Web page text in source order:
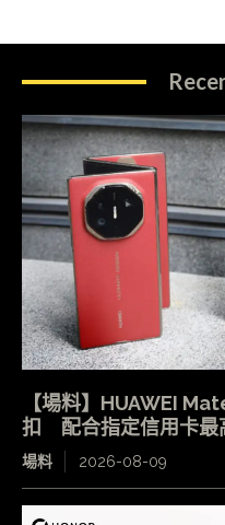
【場料】HUAWEI
扣 配合指定信用卡最
場料 2026-08-09